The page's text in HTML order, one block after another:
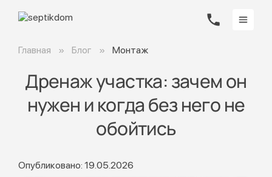
Главная Блог Монтаж
Дренаж участка: зачем он
нужен и когда без него не
обойтись
Опубликовано: 19.05.2026